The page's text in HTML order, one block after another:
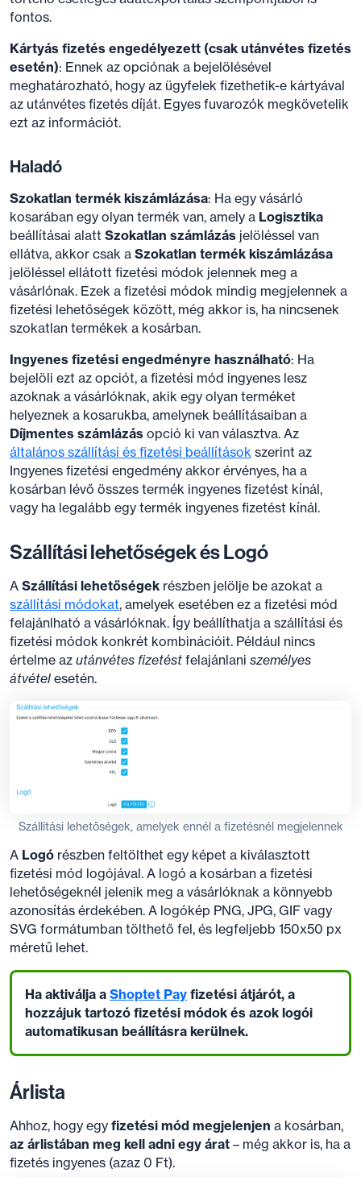
fontos.
Kártyás fizetés engedélyezett (csak utánvétes fizetés
esetén): Ennek az opciónak a bejelölésével
meghatározható, hogy az ügyfelek fizethetik-e kártyával
az utánvétes fizetés díját. Egyes fuvarozók megkövetelik
ezt az információt.
Haladó
Szokatlan termék kiszámlázása: Ha egy vásárló
kosarában egy olyan termék van, amely a Logisztika
beállításai alatt Szokatlan számlázás jelöléssel van
ellátva, akkor csak a Szokatlan termék kiszámlázása
jelöléssel ellátott fizetési módok jelennek meg a
vásárlónak. Ezek a fizetési módok mindig megjelennek a
fizetési lehetőségek között, még akkor is, ha nincsenek
szokatlan termékek a kosárban.
Ingyenes fizetési engedményre használható: Ha
bejelöli ezt az opciót, a fizetési mód ingyenes lesz
azoknak a vásárlóknak, akik egy olyan terméket
helyeznek a kosarukba, amelynek beállításaiban a
Díjmentes számlázás opció ki van választva. Az
általános szállítási és fizetési beállítások szerint az
Ingyenes fizetési engedmény akkor érvényes, ha a
kosárban lévő összes termék ingyenes fizetést kínál,
vagy ha legalább egy termék ingyenes fizetést kínál.
Szállítási lehetőségek és Logó
A Szállítási lehetőségek részben jelölje be azokat a
szállítási módokat, amelyek esetében ez a fizetési mód
felajánlható a vásárlóknak. Így beállíthatja a szállítási és
fizetési módok konkrét kombinációit. Például nincs
értelme az utánvétes fizetést felajánlani személyes
átvétel esetén.
Szállítási lehetőségek, amelyek ennél a fizetésnél megjelennek
A Logó részben feltölthet egy képet a kiválasztott
fizetési mód logójával. A logó a kosárban a fizetési
lehetőségeknél jelenik meg a vásárlóknak a könnyebb
azonosítás érdekében. A logókép PNG, JPG, GIF vagy
SVG formátumban tölthető fel, és legfeljebb 150x50 px
méretű lehet.
Ha aktiválja a Shoptet Pay fizetési átjárót, a
hozzájuk tartozó fizetési módok és azok logói
automatikusan beállításra kerülnek.
Árlista
Ahhoz, hogy egy fizetési mód megjelenjen a kosárban,
az árlistában meg kell adni egy árat – még akkor is, ha a
fizetés ingyenes (azaz 0 Ft).